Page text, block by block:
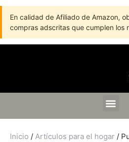
En calidad de Afiliado de Amazon,
compras adscritas que cumplen los
Inicio / Artículos para el hogar /